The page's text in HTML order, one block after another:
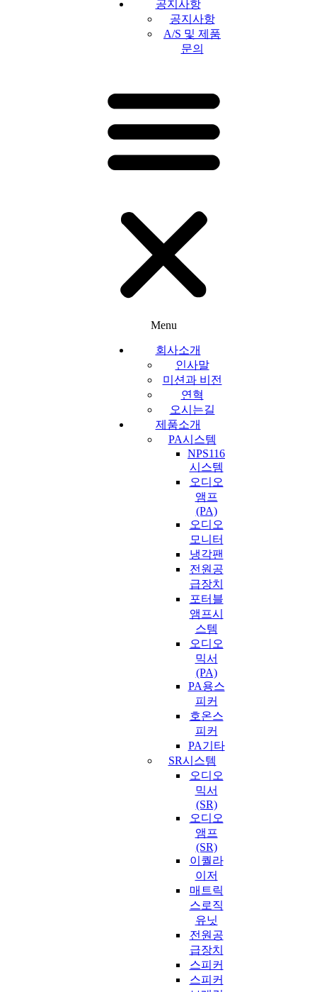
공지사항
공지사항
A/S 및 제품
문의
Menu
회사소개
인사말
미션과 비전
연혁
오시는길
제품소개
PA시스템
NPS116
시스템
오디오
앰프
(PA)
오디오
모니터
냉각팬
전원공
급장치
포터블
앰프시
스템
오디오
믹서
(PA)
PA용스
피커
호온스
피커
PA기타
SR시스템
오디오
믹서
(SR)
오디오
앰프
(SR)
이퀄라
이저
매트릭
스로직
유닛
전원공
급장치
스피커
스피커